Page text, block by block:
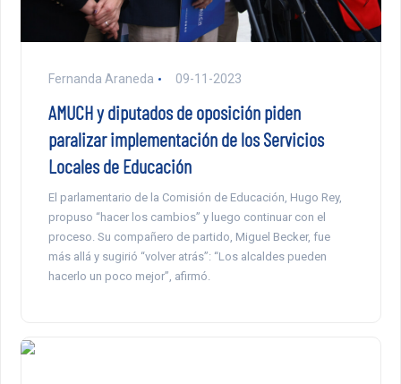
Fernanda Araneda 09-11-2023
AMUCH y diputados de oposición piden
paralizar implementación de los Servicios
Locales de Educación
El parlamentario de la Comisión de Educación, Hugo Rey,
propuso “hacer los cambios” y luego continuar con el
proceso. Su compañero de partido, Miguel Becker, fue
más allá y sugirió “volver atrás”: “Los alcaldes pueden
hacerlo un poco mejor”, afirmó.